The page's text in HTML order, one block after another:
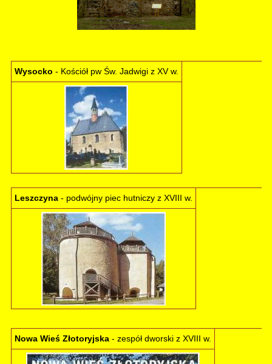
Wysocko - Kościół pw Św. Jadwigi z XV w.
Leszczyna- podwójny piec hutniczy z XVIII w.
Nowa Wieś Złotoryjska- zespół dworski z XVIII w.